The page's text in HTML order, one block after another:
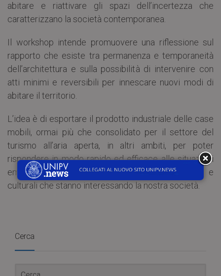
abitare e riattivare gli spazi dell’incertezza che
caratterizzano la società contemporanea.
Il workshop intende promuovere una riflessione sul
rapporto che esiste tra permanenza e temporaneità
dell’architettura e sulla possibilità di intervenire con
atti minimi e reversibili per innescare nuovi modi di
abitare il territorio.
L’idea è di esportare il prodotto industriale delle case
mobili, ormai più che consolidato per il settore del
turismo all’aria aperta, in altri ambiti, per poter
rispondere in modo rapido ed efficace alle situazioni
emergenziali e ai rapidi cambiamenti economici e
culturali che stanno interessando la nostra società.
Cerca